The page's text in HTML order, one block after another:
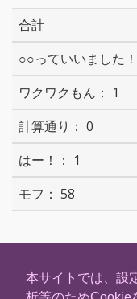
本サイトでは、設
合計
1
0
1
58
h
a
w
i
a
c